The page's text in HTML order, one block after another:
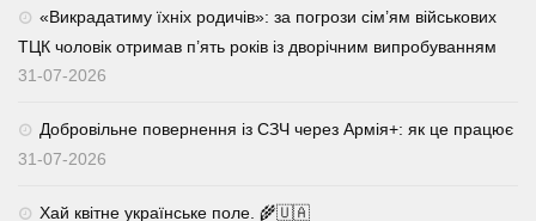
«Викрадатиму їхніх родичів»: за погрози сім’ям військових
ТЦК чоловік отримав п’ять років із дворічним випробуванням
31-07-2026
Добровільне повернення із СЗЧ через Армія+: як це працює
31-07-2026
Хай квітне українське поле. 🌾🇺🇦